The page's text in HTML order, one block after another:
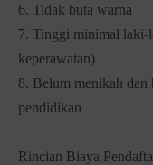
6. Tidak buta warna
7. Tinggi minimal laki-
keperawatan)
8. Belum menikah dan
pendidikan
Rincian Biaya